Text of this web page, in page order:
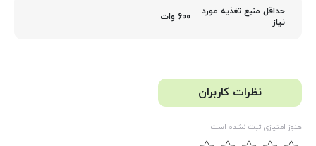
حداقل منبع تغذیه مورد
نیاز
600 وات
نظرات کاربران
هنوز امتیازی ثبت نشده است